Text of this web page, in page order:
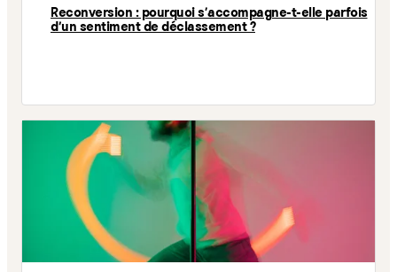
Reconversion : pourquoi s'accompagne-t-elle parfois
d’un sentiment de déclassement ?